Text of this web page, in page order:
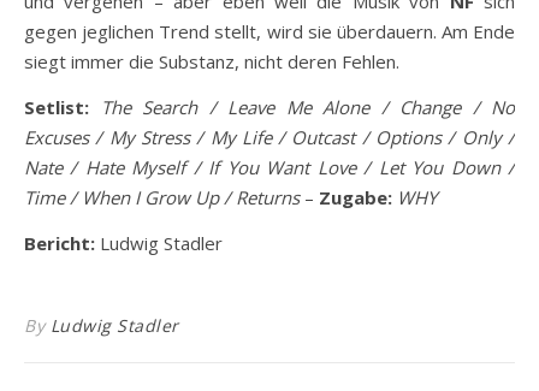
gegen jeglichen Trend stellt, wird sie überdauern. Am Ende
siegt immer die Substanz, nicht deren Fehlen.
Setlist: The Search / Leave Me Alone / Change / No
Excuses / My Stress / My Life / Outcast / Options / Only /
Nate / Hate Myself / If You Want Love / Let You Down /
Time / When I Grow Up / Returns– Zugabe: WHY
Bericht: Ludwig Stadler
By Ludwig Stadler